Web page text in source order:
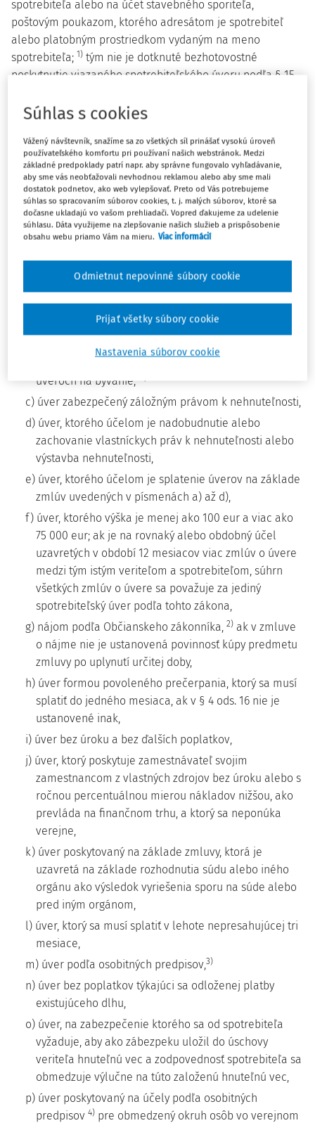
spotrebiteľa alebo na účet stavebného sporiteľa,
poštovým poukazom, ktorého adresátom je spotrebiteľ
alebo platobným prostriedkom vydaným na meno
spotrebiteľa; 1) tým nie je dotknuté bezhotovostné
poskytnutie viazaného spotrebiteľského úveru podľa § 15
na splatenie iného úveru alebo úverov úhradou veriteľovi
osobitného predpisu.18b) Spotrebiteľským úverom sú aj
mladomanželský úver podľa osobitného predpisu,
niektoré stavebné úvery a iné úvery podľa osobitného
predpisu 1b)a nezabezpečené úvery poskytované
spotrebiteľom na účely rekonštrukcie nehnuteľnosti
určenej na bývanie, pričom ustanovenia osobitných
nie sú dotknuté; obmedzenie hornej hranice výšky úveru
podľa odseku 3 písm. f) sa na tieto úvery nevzťahuje.
(3) Spotrebiteľským úverom nie sú:
úveroch na bývanie,
c) úver zabezpečený záložným právom k nehnuteľnosti,
d) úver, ktorého účelom je nadobudnutie alebo
zachovanie vlastníckych práv k nehnuteľnosti alebo
výstavba nehnuteľnosti,
e) úver, ktorého účelom je splatenie úverov na základe
zmlúv uvedených v písmenách a) až d),
f) úver, ktorého výška je menej ako 100 eur a viac ako
75 000 eur; ak je na rovnaký alebo obdobný účel
uzavretých v období 12 mesiacov viac zmlúv o úvere
medzi tým istým veriteľom a spotrebiteľom, súhrn
všetkých zmlúv o úvere sa považuje za jediný
spotrebiteľský úver podľa tohto zákona,
g) nájom podľa Občianskeho zákonníka, 2) ak v zmluve
o nájme nie je ustanovená povinnosť kúpy predmetu
zmluvy po uplynutí určitej doby,
h) úver formou povoleného prečerpania, ktorý sa musí
splatiť do jedného mesiaca, ak v § 4 ods. 16 nie je
ustanovené inak,
i) úver bez úroku a bez ďalších poplatkov,
j) úver, ktorý poskytuje zamestnávateľ svojim
zamestnancom z vlastných zdrojov bez úroku alebo s
ročnou percentuálnou mierou nákladov nižšou, ako
prevláda na finančnom trhu, a ktorý sa neponúka
verejne,
k) úver poskytovaný na základe zmluvy, ktorá je
uzavretá na základe rozhodnutia súdu alebo iného
orgánu ako výsledok vyriešenia sporu na súde alebo
pred iným orgánom,
l) úver, ktorý sa musí splatiť v lehote nepresahujúcej tri
mesiace,
m) úver podľa osobitných predpisov,3)
n) úver bez poplatkov týkajúci sa odloženej platby
existujúceho dlhu,
o) úver, na zabezpečenie ktorého sa od spotrebiteľa
vyžaduje, aby ako zábezpeku uložil do úschovy
veriteľa hnuteľnú vec a zodpovednosť spotrebiteľa sa
obmedzuje výlučne na túto založenú hnuteľnú vec,
p) úver poskytovaný na účely podľa osobitných
predpisov 4) pre obmedzený okruh osôb vo verejnom
Súhlas s cookies
Vážený návštevník, snažíme sa zo všetkých síl prinášať vysokú úroveň
používateľského komfortu pri používaní našich webstránok. Medzi
základné predpoklady patrí napr. aby správne fungovalo vyhľadávanie,
aby sme vás neobťažovali nevhodnou reklamou alebo aby sme mali
dostatok podnetov, ako web vylepšovať. Preto od Vás potrebujeme
súhlas so spracovaním súborov cookies, t. j. malých súborov, ktoré sa
dočasne ukladajú vo vašom prehliadači. Vopred ďakujeme za udelenie
súhlasu. Dáta využijeme na zlepšovanie našich služieb a prispôsobenie
obsahu webu priamo Vám na mieru. Viac informácií
Nastavenia súborov cookie
Odmietnut nepovinné súbory cookie
Prijať všetky súbory cookie